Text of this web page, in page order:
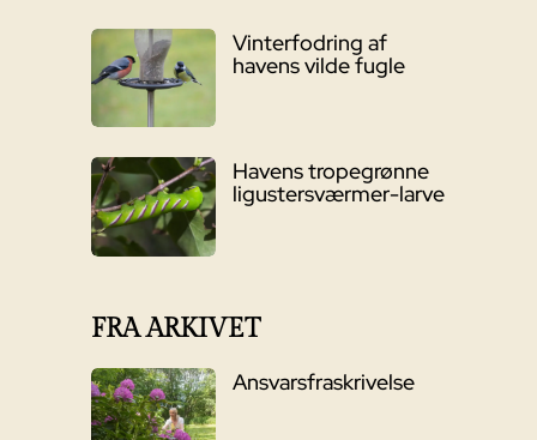
Vinterfodring af
havens vilde fugle
Havens tropegrønne
ligustersværmer-larve
FRA ARKIVET
Ansvarsfraskrivelse